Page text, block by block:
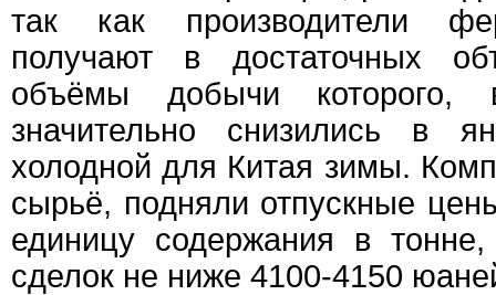
так как производители
получают в достаточных
объёмы добычи которого,
значительно снизились в
холодной для Китая зимы.
сырьё, подняли отпускные
единицу содержания в
сделок не ниже 4100-4150